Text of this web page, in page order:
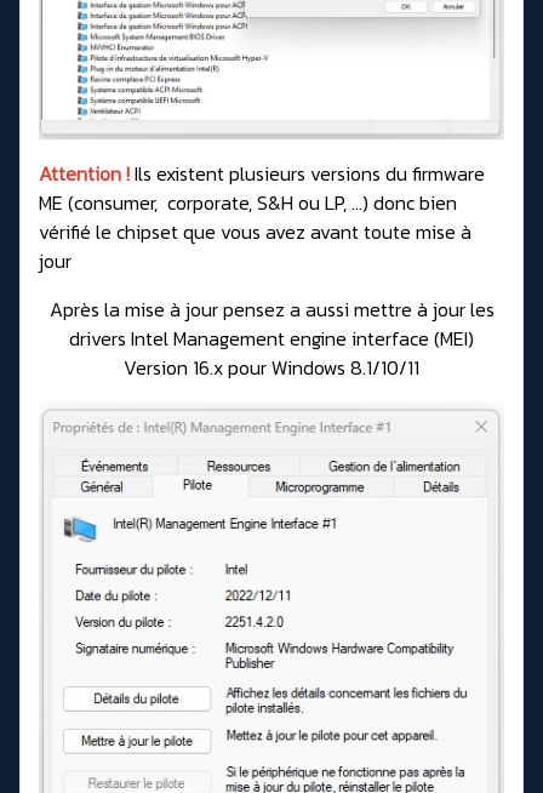
Attention !Ils existent plusieurs versions du firmware
ME (consumer, corporate, S&H ou LP, …) donc bien
vérifié le chipset que vous avez avant toute mise à
jour
Après la mise à jour pensez a aussi mettre à jour les
drivers Intel Management engine interface (MEI)
Version 16.xpour Windows 8.1/10/11